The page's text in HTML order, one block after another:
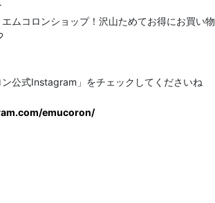
ムコロンショップ！沢山ためてお得にお買い物
公式Instagram」をチェックしてくださいね
emucoron/